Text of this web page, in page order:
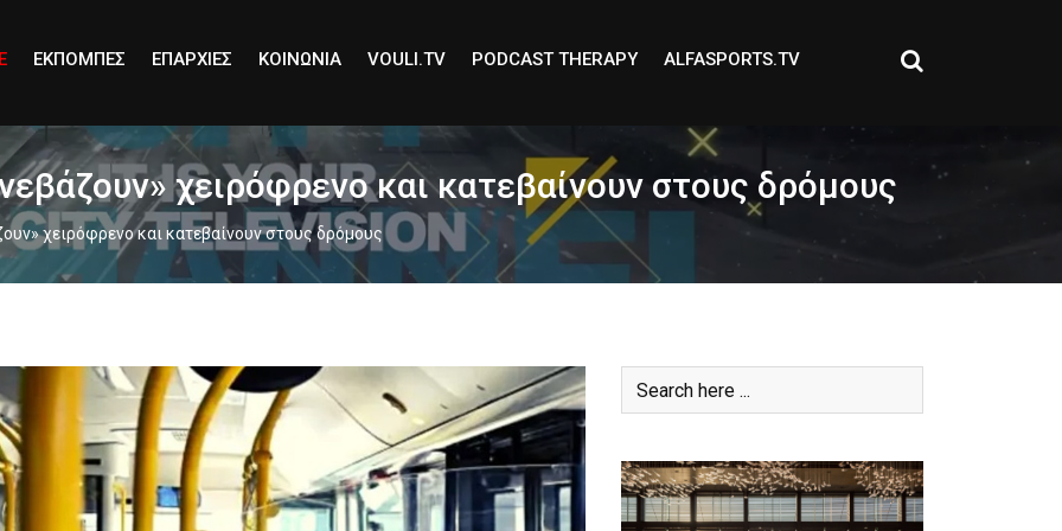
ΕΚΠΟΜΠΕΣ ΕΠΑΡΧΙΕΣ ΚΟΙΝΩΝΙΑ VOULI.TV PODCAST THERAPY ALFASPORTS.TV
χειρόφρενο και κατεβαίνουν στους δρόμους
χειρόφρενο και κατεβαίνουν στους δρόμους